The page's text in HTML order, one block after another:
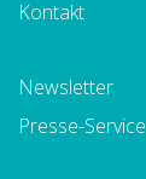
Kontakt
Newsletter
Presse-Service